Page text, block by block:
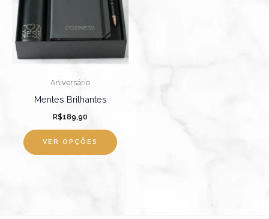
Aniversário
Mentes Brilhantes
R$189,90
VER OPÇÕES